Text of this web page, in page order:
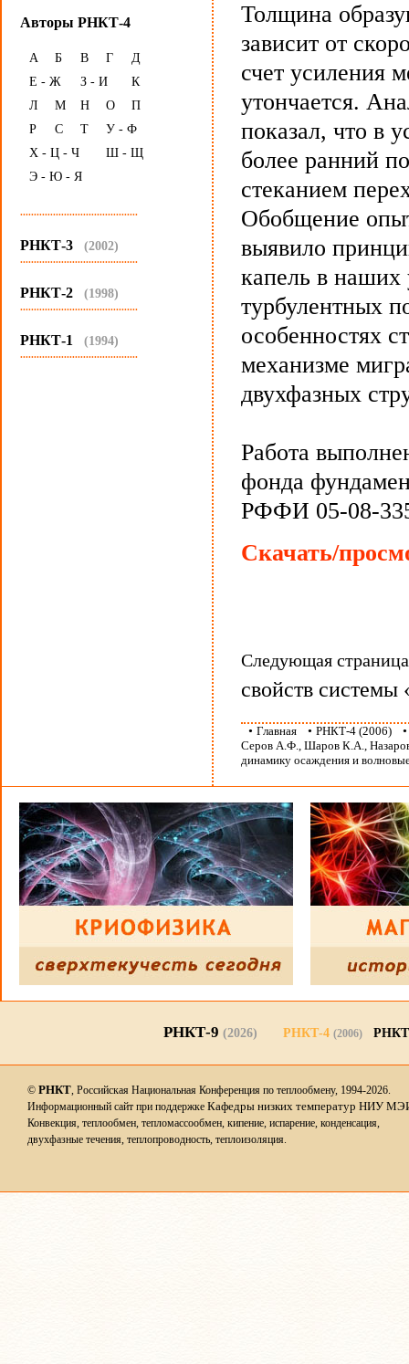
Авторы РНКТ-4
А Б В Г
Д
Е - Ж
З - И
К
Л
М Н О
П
Р
С Т
У - Ф
Х - Ц - Ч
Ш - Щ
Э - Ю - Я
...........................................
РНКТ-3 (2002)
...........................................
РНКТ-2 (1998)
...........................................
РНКТ-1 (1994)
...........................................
Толщина
зависит от
счет усиления
утончается.
показал, что в
более ранний
стеканием
Обобщение
выявило
капель в наших
турбулентных
особенностях
механизме
двухфазных
Работа
фонда
РФФИ 05-08-
Скачать/
Следующая
свойств системы
• Главная • РНКТ-4 (2006)
Серов А.Ф., Шаров К.А., Назаров
динамику осаждения и
РНКТ-9 (2026) РНКТ-4 (2006)
© РНКТ, Российская Национальная Конференция по теплообмену, 1994-2026.
Информационный сайт при поддержке Кафедры низких температур НИУ
Конвекция, теплообмен, тепломассообмен, кипение, испарение, конденсация,
двухфазные течения, теплопроводность, теплоизоляция.